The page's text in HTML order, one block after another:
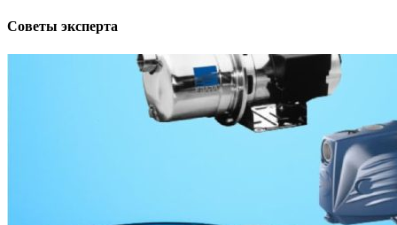
Советы эксперта